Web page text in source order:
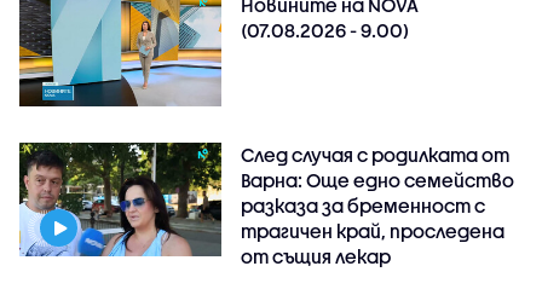
Новините на NOVA
(07.08.2026 - 9.00)
След случая с родилката от
Варна: Още едно семейство
разказа за бременност с
трагичен край, проследена
от същия лекар